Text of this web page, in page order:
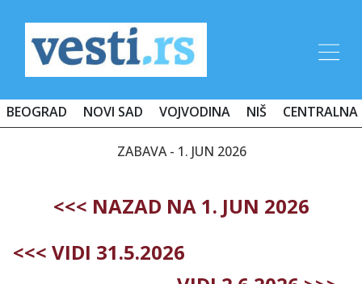
BEOGRAD NOVI SAD VOJVODINA NIŠ CENTRALNA
ZABAVA - 1. JUN 2026
<<< NAZAD NA 1. JUN 2026
<<< VIDI 31.5.2026